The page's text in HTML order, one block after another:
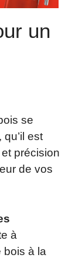
un
se
est
précision
de vos
à
bois à la